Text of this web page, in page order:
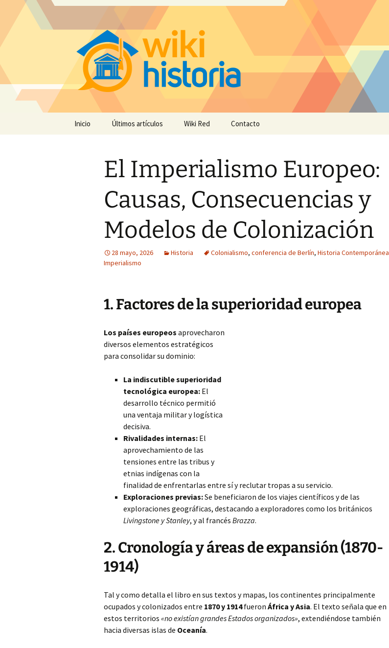
Inicio Últimos artículos Wiki Red Contacto
El Imperialismo Europeo:
Causas, Consecuencias y
Modelos de Colonización
28 mayo, 2026 Historia Colonialismo, conferencia de Berlín, Historia Contemporánea
Imperialismo
1. Factores de la superioridad europea
Los países europeos aprovecharon
diversos elementos estratégicos
para consolidar su dominio:
La indiscutible superioridad
tecnológica europea: El
desarrollo técnico permitió
una ventaja militar y logística
decisiva.
Rivalidades internas: El
aprovechamiento de las
tensiones entre las tribus y
etnias indígenas con la
finalidad de enfrentarlas entre sí y reclutar tropas a su servicio.
Exploraciones previas:Se beneficiaron de los viajes científicos y de las
exploraciones geográficas, destacando a exploradores como los británicos
Livingstone y Stanley, y al francés Brazza.
2. Cronología y áreas de expansión (1870-
1914)
Tal y como detalla el libro en sus textos y mapas, los continentes principalmente
ocupados y colonizados entre 1870 y 1914fueron África y Asia. El texto señala que en
estos territorios «no existían grandes Estados organizados», extendiéndose también
hacia diversas islas de Oceanía.